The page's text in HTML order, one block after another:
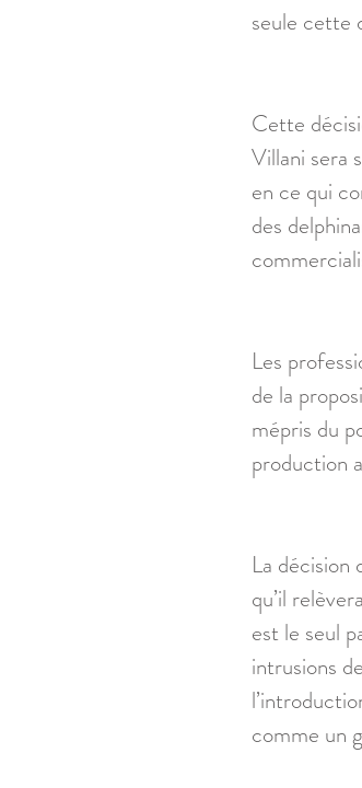
seule cette
Cette
Villani sera
en ce qui
des
Les
de la
mépris du
production
La décision
qu’il
est le seul
intrusions
comme un